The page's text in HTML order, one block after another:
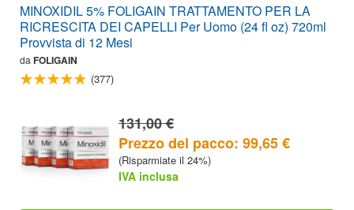
MINOXIDIL 5% FOLIGAIN TRATTAMENTO PER LA
RICRESCITA DEI CAPELLI Per Uomo (24 fl oz) 720ml
Provvista di 12 Mesi
da FOLIGAIN
(377)
131,00 €
Prezzo del pacco: 99,65 €
(Risparmiate il 24%)
IVA inclusa